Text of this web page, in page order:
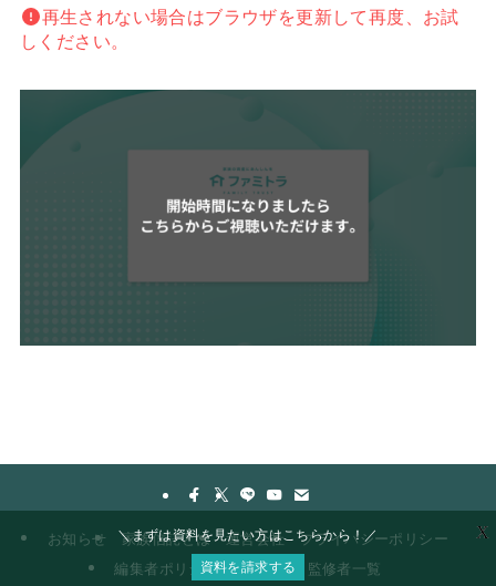
再生されない場合はブラウザを更新して再度、お試
しください。
お知らせ 家族信託とは 運営会社
プライバシーポリシー
編集者ポリシー
著者一覧 監修者一覧
＼まずは資料を見たい方はこちらから！／
資料を請求する
X